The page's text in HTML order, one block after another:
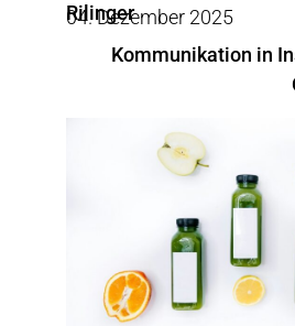
Rilinger
04. Dezember 2025
Kommunikation in